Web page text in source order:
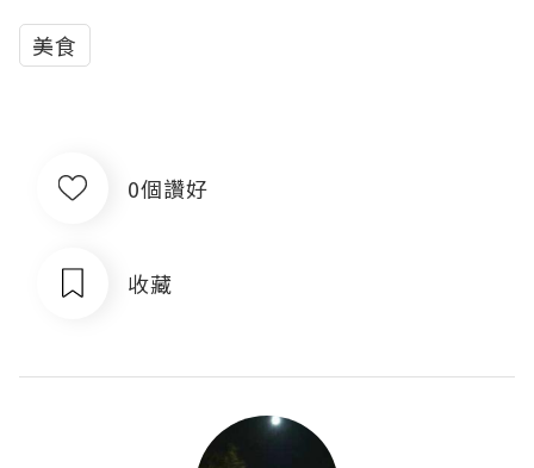
美食
0個讚好
收藏